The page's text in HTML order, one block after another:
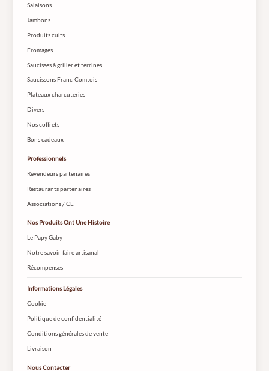
Salaisons
Jambons
Produits cuits
Fromages
Saucisses à griller et terrines
Saucissons Franc-Comtois
Plateaux charcuteries
Divers
Nos coffrets
Bons cadeaux
Professionnels
Revendeurs partenaires
Restaurants partenaires
Associations / CE
Nos Produits Ont Une Histoire
Le Papy Gaby
Notre savoir-faire artisanal
Récompenses
Informations Légales
Cookie
Politique de confidentialité
Conditions générales de vente
Livraison
Nous Contacter